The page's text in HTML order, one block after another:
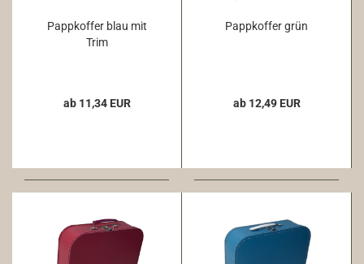
Pappkoffer blau mit
Trim
ab 11,34 EUR
Pappkoffer grün
ab 12,49 EUR